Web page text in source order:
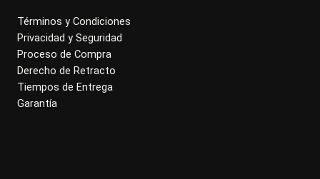
Términos y Condiciones
Privacidad y Seguridad
Proceso de Compra
Derecho de Retracto
Tiempos de Entrega
Garantía